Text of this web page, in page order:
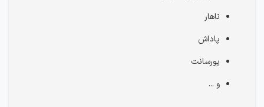
ناهار
پاداش
پورسانت
و ...